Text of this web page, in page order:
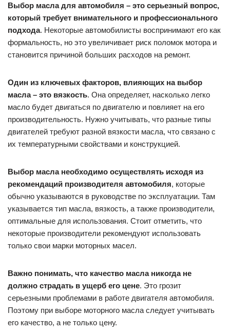
Выбор масла для автомобиля – это серьезный вопрос,
который требует внимательного и профессионального
подхода. Некоторые автомобилисты воспринимают его как
формальность, но это увеличивает риск поломок мотора и
становится причиной больших расходов на ремонт.
Один из ключевых факторов, влияющих на выбор
масла – это вязкость. Она определяет, насколько легко
масло будет двигаться по двигателю и повлияет на его
производительность. Нужно учитывать, что разные типы
двигателей требуют разной вязкости масла, что связано с
их температурными свойствами и конструкцией.
Выбор масла необходимо осуществлять исходя из
рекомендаций производителя автомобиля, которые
обычно указываются в руководстве по эксплуатации. Там
указывается тип масла, вязкость, а также производители,
оптимальные для использования. Стоит отметить, что
некоторые производители рекомендуют использовать
только свои марки моторных масел.
Важно понимать, что качество масла никогда не
должно страдать в ущерб его цене. Это грозит
серьезными проблемами в работе двигателя автомобиля.
Поэтому при выборе моторного масла следует учитывать
его качество, а не только цену.